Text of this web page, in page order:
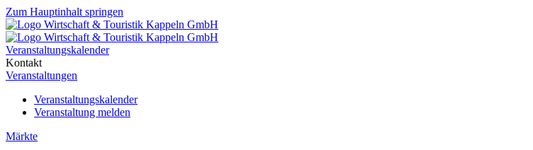
Zum Hauptinhalt springen
Veranstaltungskalender
Kontakt
Veranstaltungen
Veranstaltungskalender
Veranstaltung melden
Märkte